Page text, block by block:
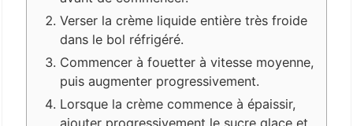
Verser la crème liquide entière très froide
dans le bol réfrigéré.
Commencer à fouetter à vitesse moyenne,
puis augmenter progressivement.
Lorsque la crème commence à épaissir,
ajouter progressivement le sucre glace et